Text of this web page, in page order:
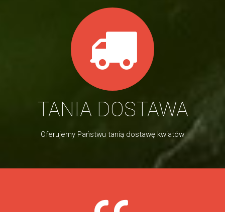
TANIA DOSTAWA
Oferujemy Państwu tanią dostawę kwiatów